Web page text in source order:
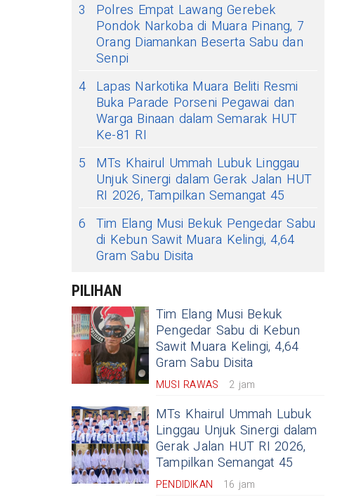
3
Polres Empat Lawang Gerebek
Pondok Narkoba di Muara Pinang, 7
Orang Diamankan Beserta Sabu dan
Senpi
4 Lapas Narkotika Muara Beliti Resmi
Buka Parade Porseni Pegawai dan
Warga Binaan dalam Semarak HUT
Ke-81 RI
5
MTs Khairul Ummah Lubuk Linggau
Unjuk Sinergi dalam Gerak Jalan HUT
RI 2026, Tampilkan Semangat 45
6 Tim Elang Musi Bekuk Pengedar Sabu
di Kebun Sawit Muara Kelingi, 4,64
Gram Sabu Disita
PILIHAN
Tim Elang Musi Bekuk
Pengedar Sabu di Kebun
Sawit Muara Kelingi, 4,64
Gram Sabu Disita
MUSI RAWAS 2 jam
MTs Khairul Ummah Lubuk
Linggau Unjuk Sinergi dalam
Gerak Jalan HUT RI 2026,
Tampilkan Semangat 45
PENDIDIKAN 16 jam